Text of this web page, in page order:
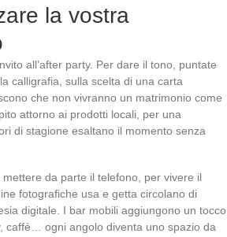
la vostra
all’after party. Per dare il tono, puntate
calligrafia, sulla scelta di una carta
che non vivranno un matrimonio come
attorno ai prodotti locali, per una
di stagione esaltano il momento senza
da parte il telefono, per vivere il
fotografiche usa e getta circolano di
digitale. I bar mobili aggiungono un tocco
caffè… ogni angolo diventa uno spazio da